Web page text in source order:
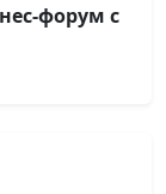
форум с